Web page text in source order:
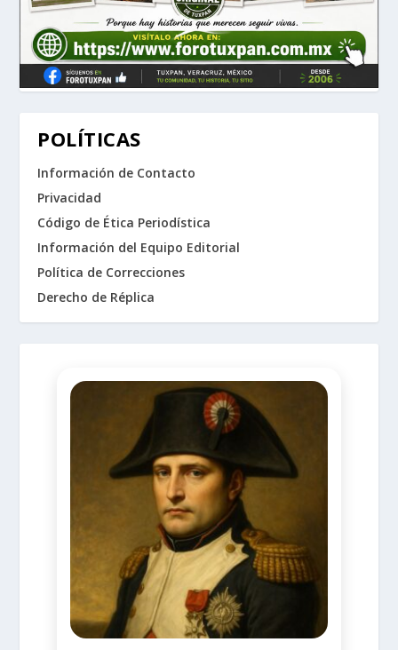
POLÍTICAS
Información de Contacto
Privacidad
Código de Ética Periodística
Información del Equipo Editorial
Política de Correcciones
Derecho de Réplica